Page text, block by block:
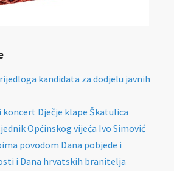
kandidata za dodjelu javnih
koncert Dječje klape Škatulica
Općinskog vijeća Ivo Simović
povodom Dana pobjede i
i Dana hrvatskih branitelja